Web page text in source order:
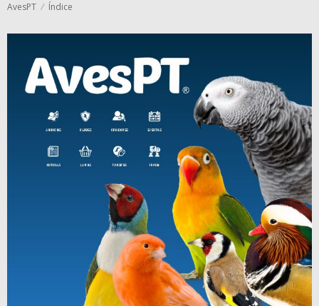
AvesPT Índice